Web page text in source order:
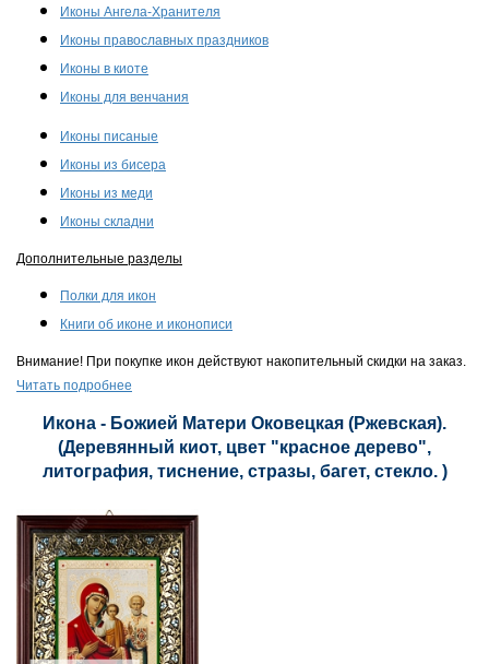
Иконы Ангела-Хранителя
Иконы православных праздников
Иконы в киоте
Иконы для венчания
Иконы писаные
Иконы из бисера
Иконы из меди
Иконы складни
Дополнительные разделы
Полки для икон
Книги об иконе и иконописи
Внимание! При покупке икон действуют накопительный скидки на заказ.
Читать подробнее
Икона - Божией Матери Оковецкая (Ржевская).
(Деревянный киот, цвет "красное дерево",
литография, тиснение, стразы, багет, стекло. )